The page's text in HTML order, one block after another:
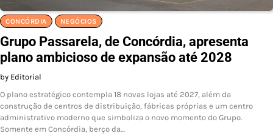
CONCÓRDIA NEGÓCIOS
Grupo Passarela, de Concórdia, apresenta
plano ambicioso de expansão até 2028
by Editorial
O plano estratégico contempla 18 novas lojas até 2027, além da
construção de centros de distribuição, fábricas próprias e um centro
administrativo moderno que simboliza o novo momento do Grupo.
Somente em Concórdia, berço da…